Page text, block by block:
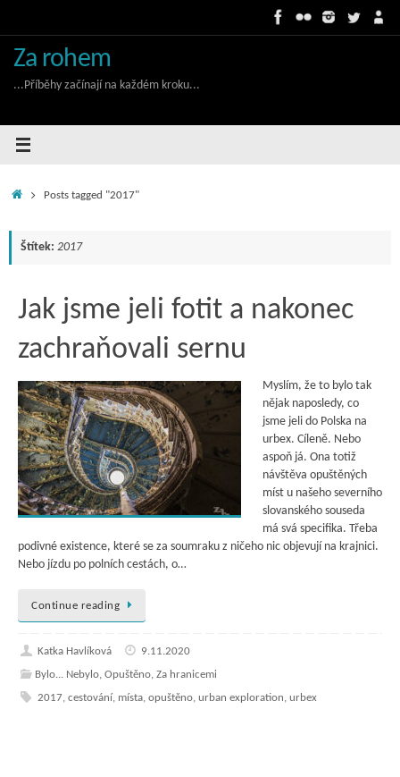
Za rohem
...Příběhy začínají na každém kroku...
HomePosts tagged "2017"
Štítek: 2017
Jak jsme jeli fotit a nakonec
zachraňovali sernu
Myslím, že to bylo tak
nějak naposledy, co
jsme jeli do Polska na
urbex. Cíleně. Nebo
aspoň já. Ona totiž
návštěva opuštěných
míst u našeho severního
slovanského souseda
má svá specifika. Třeba
podivné existence, které se za soumraku z ničeho nic objevují na krajnici.
Nebo jízdu po polních cestách, o…
Continue reading
Katka Havlíková
9.11.2020
Bylo... Nebylo, Opuštěno, Za hranicemi
2017, cestování, místa, opuštěno, urban exploration, urbex